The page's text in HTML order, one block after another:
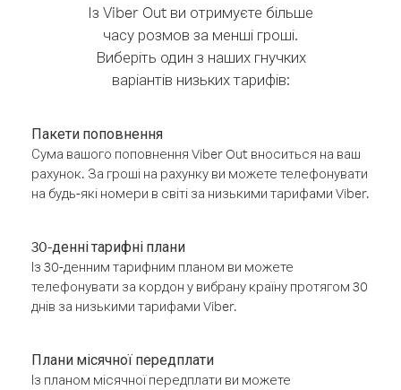
Із Viber Out ви отримуєте більше
часу розмов за менші гроші.
Виберіть один з наших гнучких
варіантів низьких тарифів:
Пакети поповнення
Сума вашого поповнення Viber Out вноситься на ваш
рахунок. За гроші на рахунку ви можете телефонувати
на будь-які номери в світі за низькими тарифами Viber.
30-денні тарифні плани
Із 30-денним тарифним планом ви можете
телефонувати за кордон у вибрану країну протягом 30
днів за низькими тарифами Viber.
Плани місячної передплати
Із планом місячної передплати ви можете